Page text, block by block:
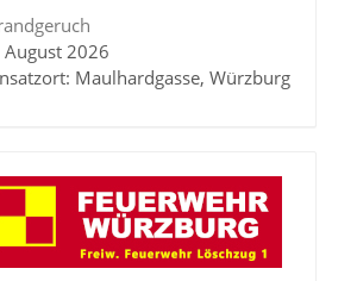
August 2026
Maulhardgasse, Würzburg